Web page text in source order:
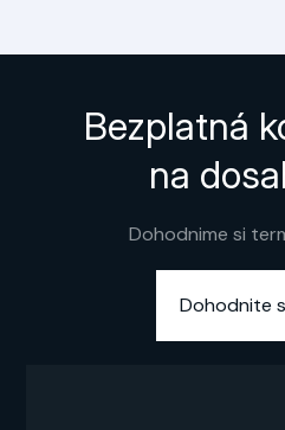
Bezplatná
na
Dohodnime si
Dohodnite